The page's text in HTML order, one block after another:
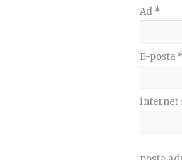
Ad *
E-posta
İnternet